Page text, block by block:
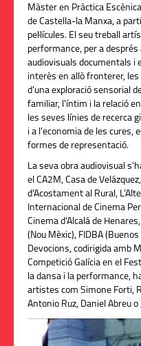
Màster en Pràctica
de Castella-la Manxa, a
pel·lícules. El seu treball
performance, per a
audiovisuals documentals i
interès en allò fronterer,
d'una exploració sensorial
familiar, l'íntim i la relació
les seves línies de recerca
i a l'economia de les cures,
formes de representació.
La seva obra audiovisual
el CA2M, Casa de
d'Acostament al Rural,
Internacional de Cinema
Cinema d'Alcalá de
(Nou Mèxic), FIDBA
Devocions, codirigida amb
Competició Galícia en el
la dansa i la performance,
artistes com Simone Forti,
Antonio Ruz, Daniel Abreu o